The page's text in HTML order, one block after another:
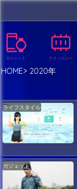
ガジェット テクノロジー
HOME 2020年
ライフスタイル
ガジェット